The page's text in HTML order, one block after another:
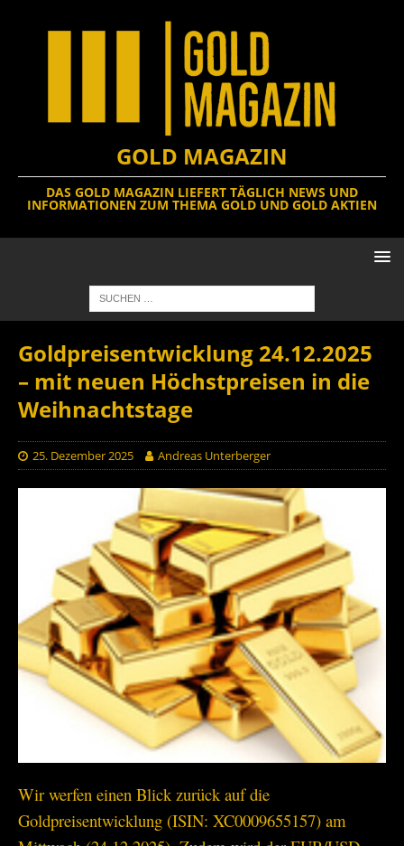
GOLD MAGAZIN
DAS GOLD MAGAZIN LIEFERT TÄGLICH NEWS UND
INFORMATIONEN ZUM THEMA GOLD UND GOLD AKTIEN
Goldpreisentwicklung 24.12.2025
– mit neuen Höchstpreisen in die
Weihnachtstage
25. Dezember 2025 Andreas Unterberger
Wir werfen einen Blick zurück auf die
Goldpreisentwicklung (ISIN: XC0009655157) am